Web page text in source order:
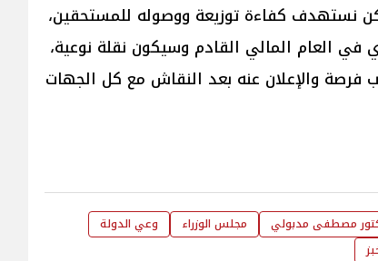
نستهدف كفاءة توزيعة ووصوله للمستحقين،
العام المالي القادم وسيكون نقلة نوعية،
والإعلان عنه بعد النقاش مع كل الجهات
مصطفى مدبولي مجلس الوزراء
وعي الدولة